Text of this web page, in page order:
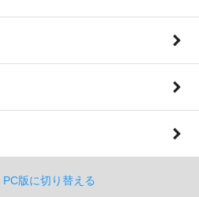
PC版に切り替える